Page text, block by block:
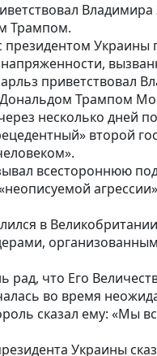
Владимира
Трампом.
президентом
приветствовал
Трампом
несколько дней
второй
всестороннюю
в
рад, что Его
во время
сказал ему: «Мы
Украины